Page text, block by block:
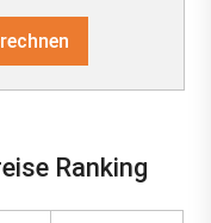
Ranking